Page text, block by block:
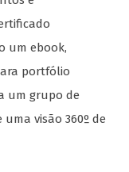
um ebook,
portfólio
um grupo de
visão 360º de